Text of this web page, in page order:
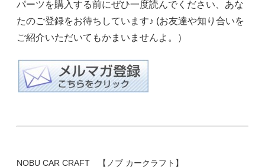
パーツを購入する前にぜひ一度読んでください、あな
たのご登録をお待ちしています♪ (お友達や知り合いを
ご紹介いただいてもかまいませんよ。）
NOBU CAR CRAFT 【ノブ カークラフト】